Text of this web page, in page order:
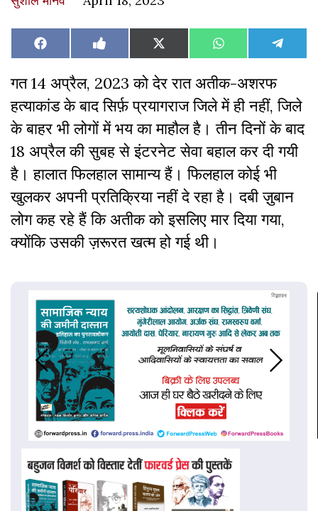
Share
on
Facebook Share
on
Like
on
Facebook
Share
on
X
(Twitter)
Share
on
WhatsAppShare
on
गत 14 अप्रैल, 2023 को देर रात अतीक-अशरफ
हत्याकांड के बाद सिर्फ़ प्रयागराज जिले में ही नहीं, जिले
के बाहर भी लोगों में भय का माहौल है। तीन दिनों के बाद
18 अप्रैल की सुबह से इंटरनेट सेवा बहाल कर दी गयी
है। हालात फिलहाल सामान्य हैं। फिलहाल कोई भी
खुलकर अपनी प्रतिक्रिया नहीं दे रहा है। दबी ज़ुबान
लोग कह रहे हैं कि अतीक को इसलिए मार दिया गया,
क्योंकि उसकी ज़रूरत खत्म हो गई थी।